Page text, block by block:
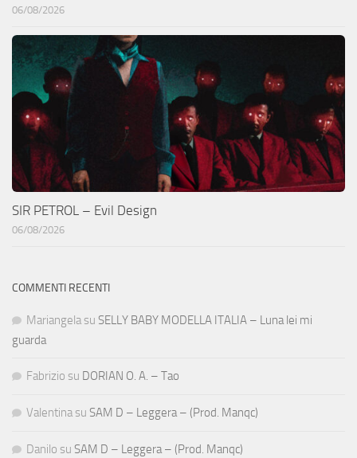
06/08/2026
SIR PETROL – Evil Design
06/08/2026
COMMENTI RECENTI
Mariangela su SELLY BABY MODELLA ITALIA – Luna lei mi
guarda
Fabrizio su DORIAN O. A. – Tao
Valentina su SAM D – Leggera – (Prod. Manqc)
Danilo su SAM D – Leggera – (Prod. Manqc)